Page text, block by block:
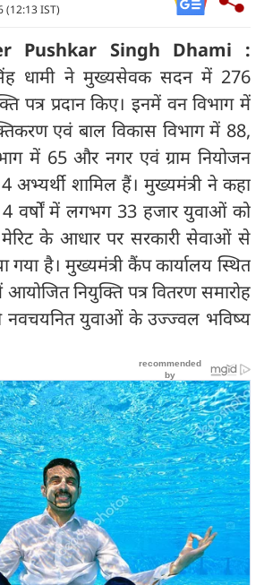
(12:13 IST)
Pushkar Singh Dhami :
धामी ने मुख्यसेवक सदन में 276
पत्र प्रदान किए। इनमें वन विभाग में
एवं बाल विकास विभाग में 88,
में 65 और नगर एवं ग्राम नियोजन
अभ्यर्थी शामिल हैं। मुख्यमंत्री ने कहा
वर्षों में लगभग 33 हजार युवाओं को
मेरिट के आधार पर सरकारी सेवाओं से
गया है। मुख्यमंत्री कैंप कार्यालय स्थित
नियुक्ति पत्र वितरण समारोह
नवचयनित युवाओं के उज्ज्वल भविष्य